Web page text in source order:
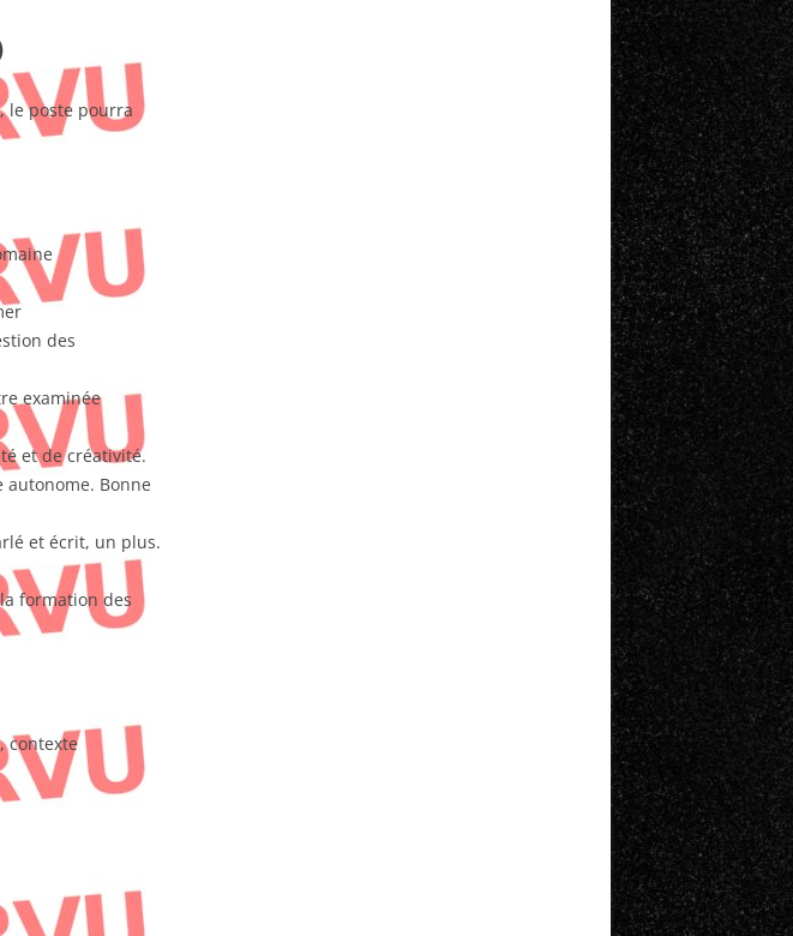
le poste pourra
des
examinée
et de créativité.
Bonne
et écrit, un plus.
formation des
contexte